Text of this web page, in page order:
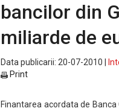
bancilor din
miliarde de
Data publicarii: 20-07-2010 |
Print
Finantarea acordata de